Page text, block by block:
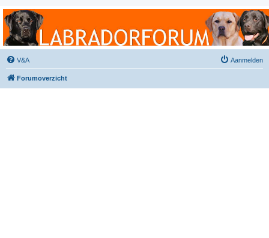
Labradorforum
Het gezelligste Labradorforum van Nederland en België!
V&A Aanmelden
Forumoverzicht